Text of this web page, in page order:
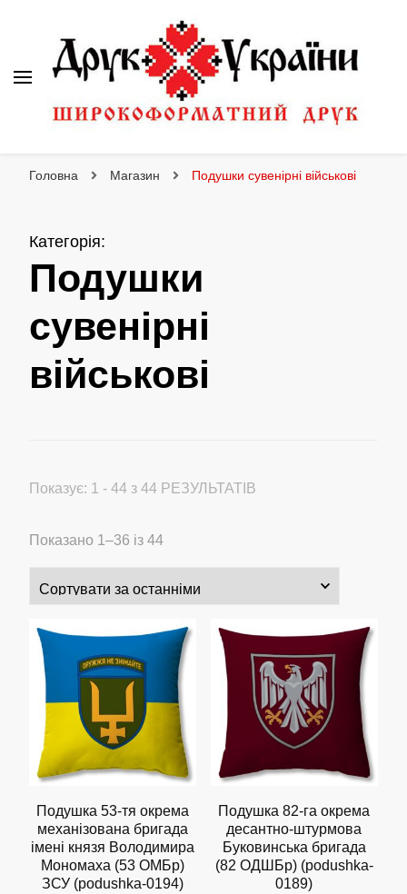
Головна Магазин Подушки сувенірні військові
Категорія:
Подушки
сувенірні
військові
Показує: 1 - 44 з 44 РЕЗУЛЬТАТІВ
Показано 1–36 із 44Сортовано
за
останнім
Подушка 53-тя окрема
механізована бригада
імені князя Володимира
Мономаха (53 ОМБр)
ЗСУ (podushka-0194)
Подушка 82-га окрема
десантно-штурмова
Буковинська бригада
(82 ОДШБр) (podushka-
0189)